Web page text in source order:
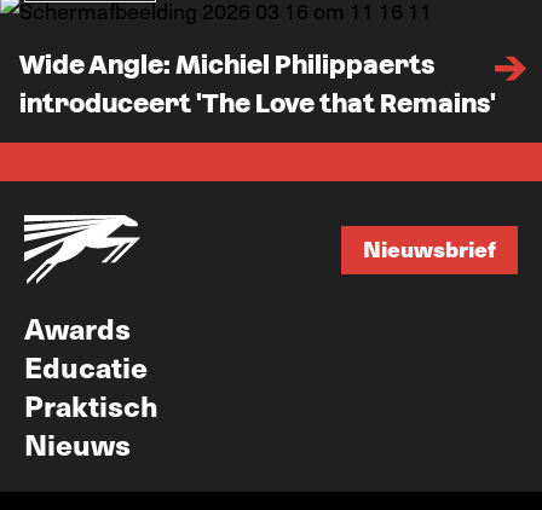
Wide Angle: Michiel Philippaerts
introduceert 'The Love that Remains'
Nieuwsbrief
Awards
Educatie
Praktisch
Nieuws